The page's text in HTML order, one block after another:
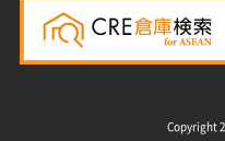
Copyright